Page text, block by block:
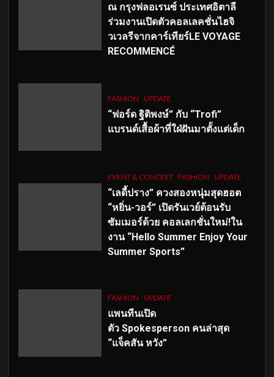
ณ กรุงฟลอเรนซ์ ประเทศอิตาลี
ร่วมงานเปิดตัวคอลเลคชั่นไฮจิ
วเวลรีจากคาร์เทียร์LE VOYAGE
RECOMMENCÉ
FASHION UPDATE
“ฟอร์ด ฐิติพงษ์” กับ “Trofi”
แบรนด์เสื้อผ้าที่ใฝ่ฝันมาตั้งแต่เด็ก
EVENT & CONCERT FASHION UPDATE
“เลดี้ปราง” ควงสองหนุ่มสุดฮอต
“หยิ่น-วอร์” เปิดรันเวย์ต้อนรับ
ซัมเมอร์ด้วย คอลเลกชั่นใหม่!ใน
งาน “Hello Summer Enjoy Your
Summer Sports”
FASHION UPDATE
แพนทีนเปิด
ตัว Spokesperson คนล่าสุด
“แจ็คสัน หวัง”